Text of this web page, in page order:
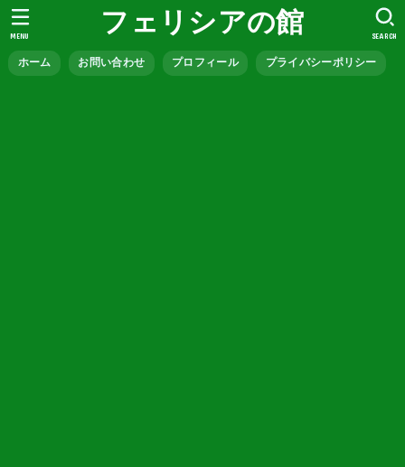
フェリシアの館
ホーム お問い合わせ プロフィール プライバシーポリシー
SEARCH
MENU